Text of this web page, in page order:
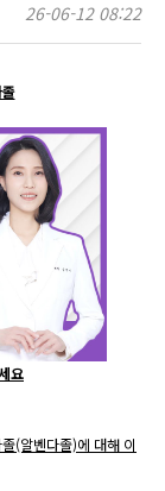
26-06-12 08:22
요
(알벤다졸)에 대해 이